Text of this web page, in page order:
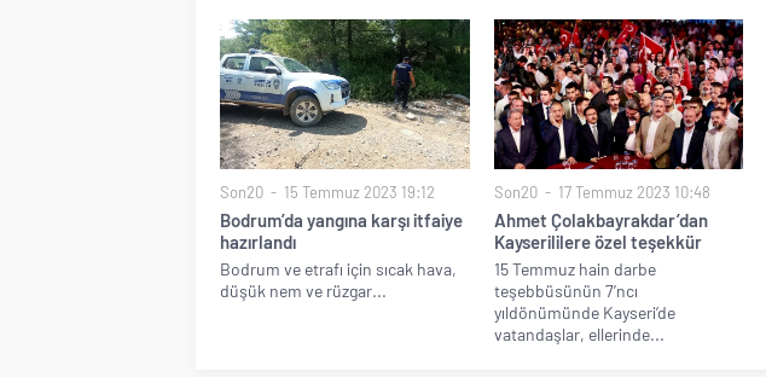
Son20 15 Temmuz 2023 19:12
Bodrum’da yangına karşı itfaiye
hazırlandı
Bodrum ve etrafı için sıcak hava,
düşük nem ve rüzgar...
Son20 17 Temmuz 2023 10:48
Ahmet Çolakbayrakdar’dan
Kayserililere özel teşekkür
15 Temmuz hain darbe
teşebbüsünün 7’ncı
yıldönümünde Kayseri’de
vatandaşlar, ellerinde...